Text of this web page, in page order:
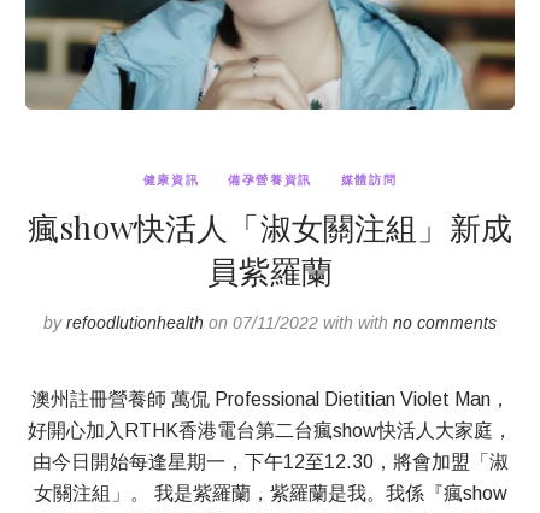
健康資訊 備孕營養資訊 媒體訪問
瘋show快活人「淑女關注組」新成
員紫羅蘭
byrefoodlutionhealth on 07/11/2022 with with no comments
澳州註冊營養師 萬侃 Professional Dietitian Violet Man，
好開心加入RTHK香港電台第二台瘋show快活人大家庭，
由今日開始每逢星期一，下午12至12.30，將會加盟「淑
女關注組」。 我是紫羅蘭，紫羅蘭是我。我係『瘋show